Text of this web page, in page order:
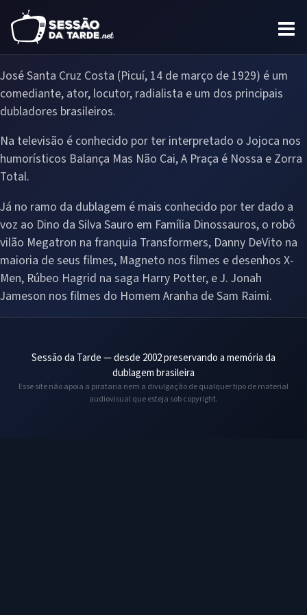
José Santa Cruz Costa (Picuí, 14 de março de 1929) é um
comediante, ator, locutor, radialista e um dos principais
dubladores brasileiros.
Na televisão é conhecido por ter interpretado o Jojoca nos
humorísticos Balança Mas Não Cai, A Praça é Nossa e Zorra
Total.
Já no ramo da dublagem é mais conhecido por ter dado a
voz ao Dino da Silva Sauro em Família Dinossauros, o robô
vilão Megatron na franquia Transformers, Danny DeVito na
maioria de seus filmes, Magneto nos filmes e desenhos X-
Men, Rúbeo Hagrid na saga Harry Potter, e J. Jonah
Jameson nos filmes do Homem Aranha de Sam Raimi.
Sessão da Tarde — desde 2002 preservando a memória da
dublagem brasileira
Esse site não apoia a pirataria nem a divulgação de qualquer tipo de material
audiovisual que esteja sob copyright.